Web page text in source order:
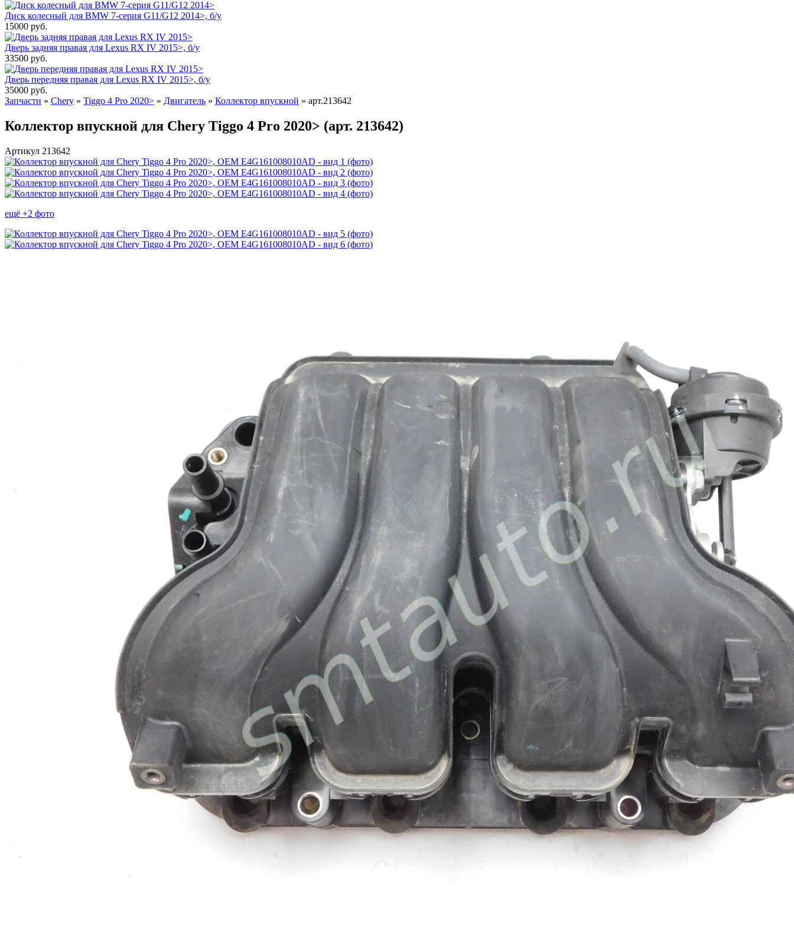
Диск колесный для BMW 7-серия G11/G12 2014>, б/у
15000 руб.
Дверь задняя правая для Lexus RX IV 2015>, б/у
33500 руб.
Дверь передняя правая для Lexus RX IV 2015>, б/у
35000 руб.
Запчасти » Chery » Tiggo 4 Pro 2020> » Двигатель » Коллектор впускной » арт.213642
Коллектор впускной для Chery Tiggo 4 Pro 2020> (арт. 213642)
Артикул 213642
ещё +2 фото